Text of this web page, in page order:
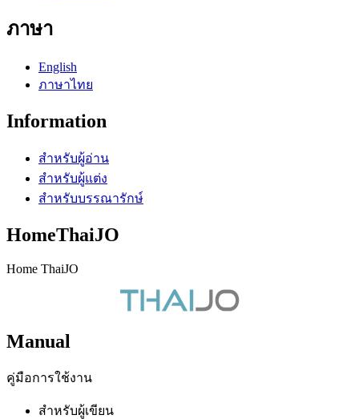
ภาษา
English
ภาษาไทย
Information
สำหรับผู้อ่าน
สำหรับผู้แต่ง
สำหรับบรรณารักษ์
HomeThaiJO
Home ThaiJO
Manual
คู่มือการใช้งาน
สำหรับผู้เขียน